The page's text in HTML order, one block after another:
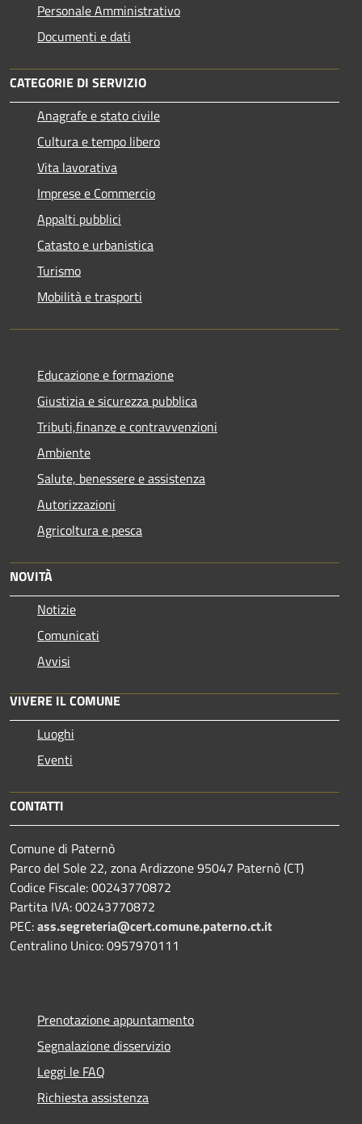
Personale Amministrativo
Documenti e dati
CATEGORIE DI SERVIZIO
Anagrafe e stato civile
Cultura e tempo libero
Vita lavorativa
Imprese e Commercio
Appalti pubblici
Catasto e urbanistica
Turismo
Mobilità e trasporti
Educazione e formazione
Giustizia e sicurezza pubblica
Tributi,finanze e contravvenzioni
Ambiente
Salute, benessere e assistenza
Autorizzazioni
Agricoltura e pesca
NOVITÀ
Notizie
Comunicati
Avvisi
VIVERE IL COMUNE
Luoghi
Eventi
CONTATTI
Comune di Paternò
Parco del Sole 22, zona Ardizzone 95047 Paternò (CT)
Codice Fiscale: 00243770872
Partita IVA: 00243770872
PEC:ass.segreteria@cert.comune.paterno.ct.it
Centralino Unico: 0957970111
Prenotazione appuntamento
Segnalazione disservizio
Leggi le FAQ
Richiesta assistenza